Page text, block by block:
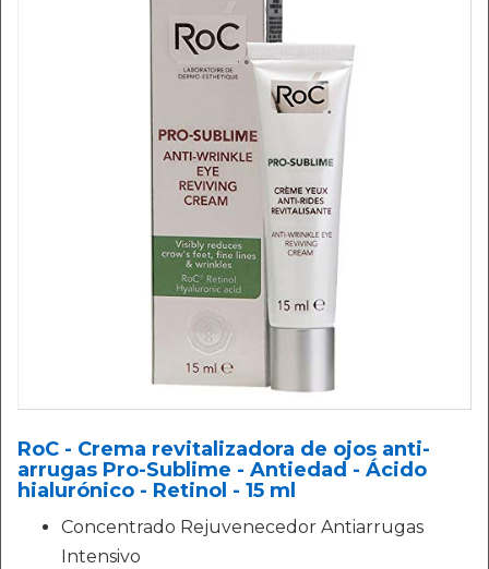
RoC - Crema revitalizadora de ojos anti-
arrugas Pro-Sublime - Antiedad - Ácido
hialurónico - Retinol - 15 ml
Concentrado Rejuvenecedor Antiarrugas
Intensivo